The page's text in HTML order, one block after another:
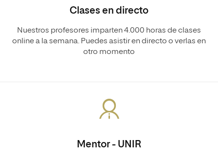
Clases en directo
Nuestros profesores imparten 4.000 horas de clases
online a la semana. Puedes asistir en directo o verlas en
otro momento
Mentor - UNIR